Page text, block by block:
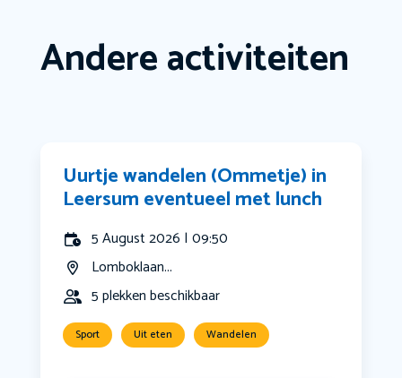
Andere activiteiten
Uurtje wandelen (Ommetje) in
Leersum eventueel met lunch
5 August 2026 | 09:50
Lomboklaan...
5 plekken beschikbaar
Sport Uit eten Wandelen